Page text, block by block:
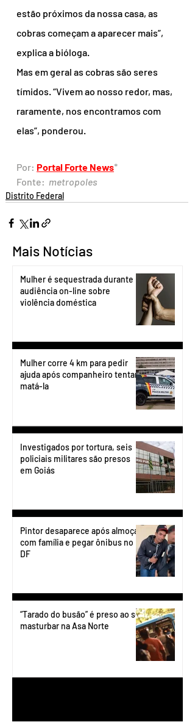
estão próximos da nossa casa, as
cobras começam a aparecer mais”,
explica a bióloga.
Mas em geral as cobras são seres
tímidos. “Vivem ao nosso redor, mas,
raramente, nos encontramos com
elas”, ponderou.
Por: Portal Forte News*
Fonte: metropoles
Distrito Federal
Mais Notícias
Mulher é sequestrada durante
audiência on-line sobre
violência doméstica
Mulher corre 4 km para pedir
ajuda após companheiro tentar
matá-la
Investigados por tortura, seis
policiais militares são presos
em Goiás
Pintor desaparece após almoçar
com família e pegar ônibus no
DF
“Tarado do busão” é preso ao se
masturbar na Asa Norte